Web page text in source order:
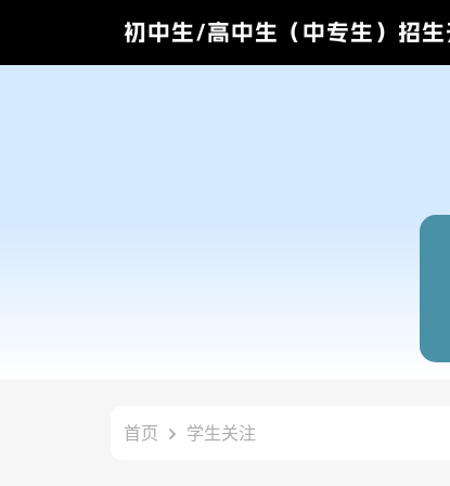
初中生/高中生（中专生）招生
首页 学生关注